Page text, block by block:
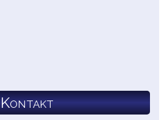
Kontakt